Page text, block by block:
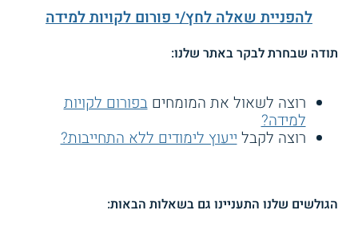
להפניית שאלה לחץ/י פורום לקויות למידה
תודה שבחרת לבקר באתר שלנו:
רוצה לשאול את המומחיםבפורום לקויות
למידה?
רוצה לקבלייעוץ לימודים ללא התחייבות?
הגולשים שלנו התעניינו גם בשאלות הבאות: